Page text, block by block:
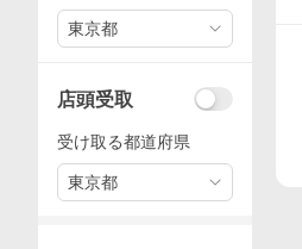
東京都
店頭受取
受け取る都道府県
東京都